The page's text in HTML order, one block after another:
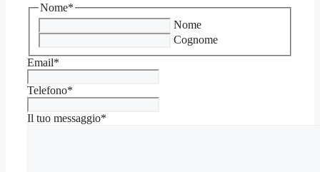
Nome*
Nome
Cognome
Email*
Telefono*
Il tuo messaggio*